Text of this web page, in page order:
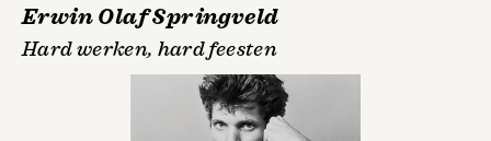
Erwin Olaf Springveld
Hard werken, hard feesten